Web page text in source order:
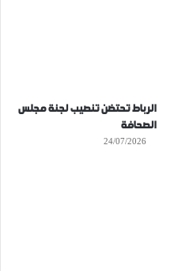
الرباط تحتضن تنصيب لجنة مجلس
الصحافة
24/07/2026